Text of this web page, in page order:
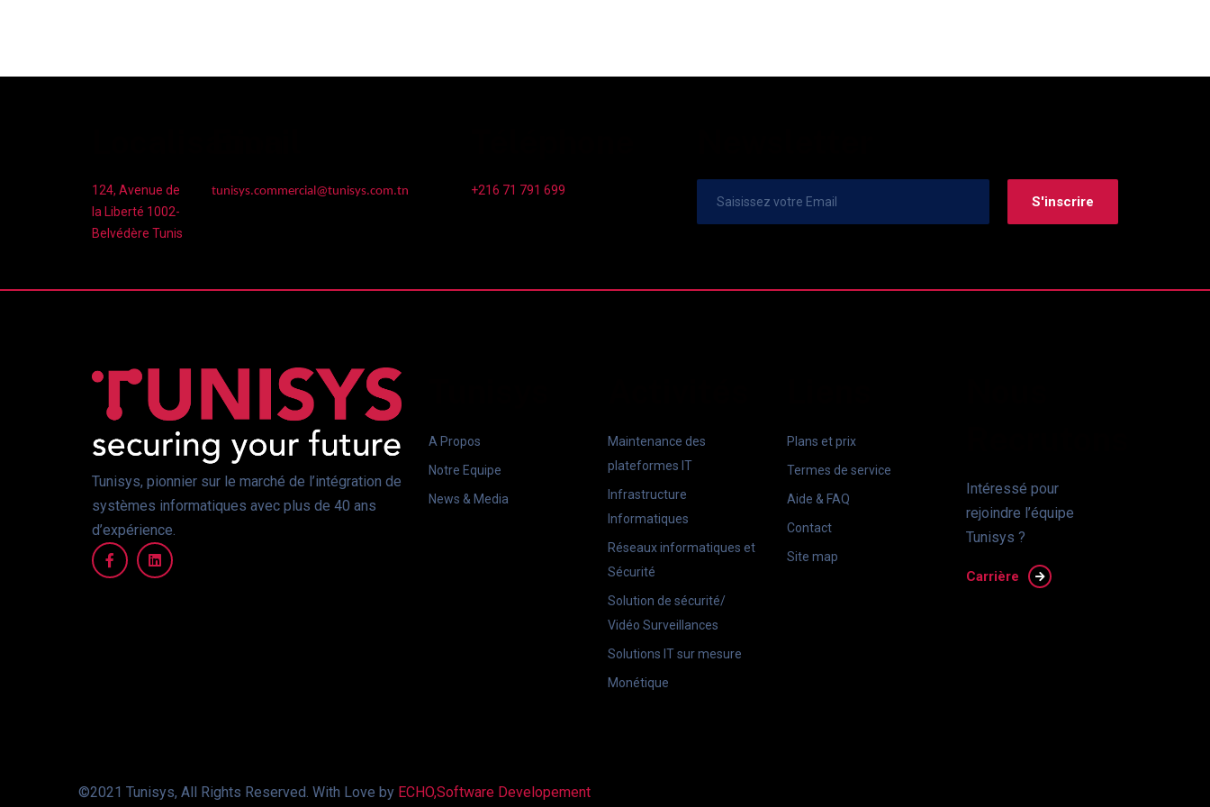
124, Avenue de
la Liberté 1002-
Belvédère Tunis
tunisys.commercial@tunisys.com.tn +216 71 791 699
Tunisys, pionnier sur le marché de l’intégration de
systèmes informatiques avec plus de 40 ans
d’expérience.
A Propos
Notre Equipe
News & Media
Maintenance des
plateformes IT
Infrastructure
Informatiques
Réseaux informatiques et
Sécurité
Solution de sécurité/
Vidéo Surveillances
Solutions IT sur mesure
Monétique
Plans et prix
Termes de service
Aide & FAQ
Contact
Site map
Intéressé pour
rejoindre l’équipe
Tunisys ?
Carrière
©2021 Tunisys, All Rights Reserved. With Love by ECHO,Software Developement